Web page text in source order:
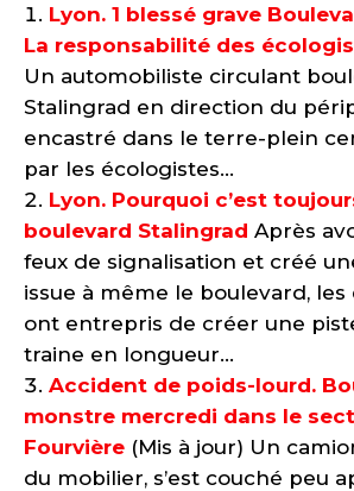
Lyon. 1 blessé grave
La responsabilité des
Un automobiliste circulant
Stalingrad en direction du
encastré dans le terre-plein
par les écologistes...
Lyon. Pourquoi c’est
boulevard Stalingrad Après
feux de signalisation et créé
issue à même le boulevard, les
ont entrepris de créer une
traine en longueur...
Accident de poids-lourd.
monstre mercredi dans le
Fourvière (Mis à jour) Un
du mobilier, s’est couché peu